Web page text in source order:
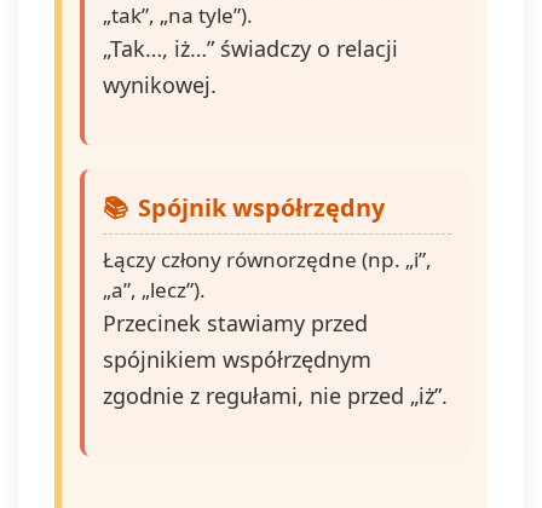
„tak”, „na tyle”).
„Tak…, iż…” świadczy o relacji
wynikowej.
Spójnik współrzędny
Łączy człony równorzędne (np. „i”,
„a”, „lecz”).
Przecinek stawiamy przed
spójnikiem współrzędnym
zgodnie z regułami, nie przed „iż”.